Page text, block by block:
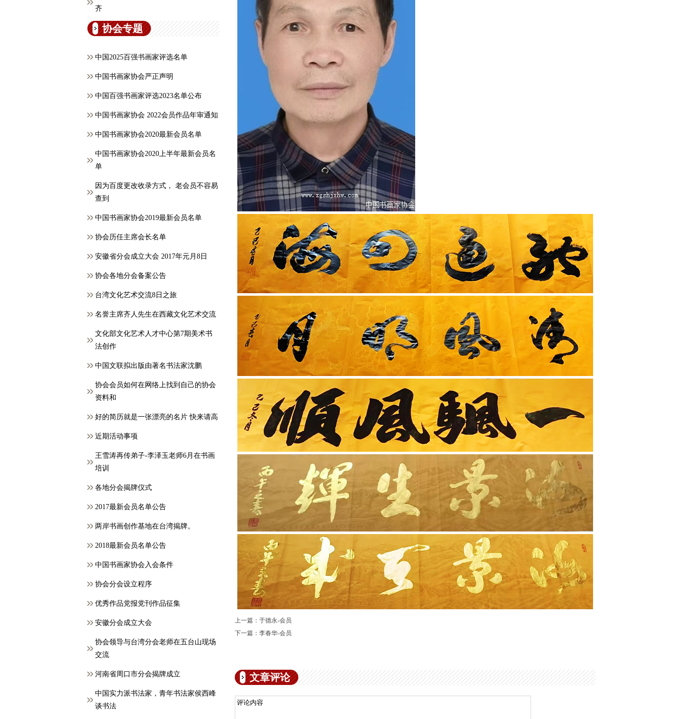
齐
协会专题
中国2025百强书画家评选名单
中国书画家协会严正声明
中国百强书画家评选2023名单公布
中国书画家协会 2022会员作品年审通知
中国书画家协会2020最新会员名单
中国书画家协会2020上半年最新会员名
单
因为百度更改收录方式， 老会员不容易
查到
中国书画家协会2019最新会员名单
协会历任主席会长名单
安徽省分会成立大会 2017年元月8日
协会各地分会备案公告
台湾文化艺术交流8日之旅
名誉主席齐人先生在西藏文化艺术交流
文化部文化艺术人才中心第7期美术书
法创作
中国文联拟出版由著名书法家沈鹏
协会会员如何在网络上找到自己的协会
资料和
好的简历就是一张漂亮的名片 快来请高
近期活动事项
王雪涛再传弟子-李泽玉老师6月在书画
培训
各地分会揭牌仪式
2017最新会员名单公告
两岸书画创作基地在台湾揭牌。
2018最新会员名单公告
中国书画家协会入会条件
协会分会设立程序
优秀作品党报党刊作品征集
安徽分会成立大会
协会领导与台湾分会老师在五台山现场
交流
河南省周口市分会揭牌成立
中国实力派书法家，青年书法家侯西峰
谈书法
上一篇： 于德永-会员
下一篇： 李春华-会员
文章评论